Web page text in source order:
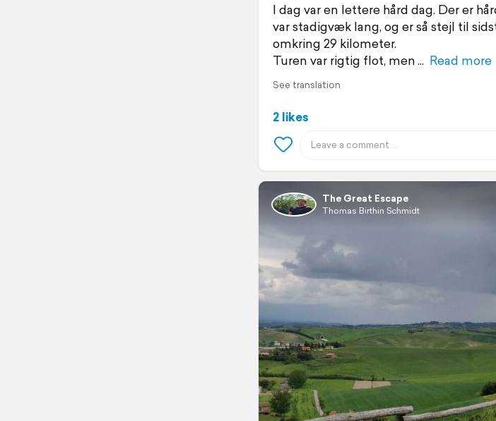
I dag var en lettere hård dag. Der er
var stadigvæk lang, og er så stejl til
omkring 29 kilometer.
Turen var rigtig flot, men
Read more
See translation
2 likes
The Great Escape
Thomas Birthin Schmidt